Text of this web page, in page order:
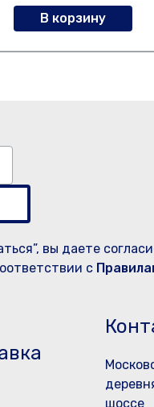
В корзину
вы даете
с
шоссе